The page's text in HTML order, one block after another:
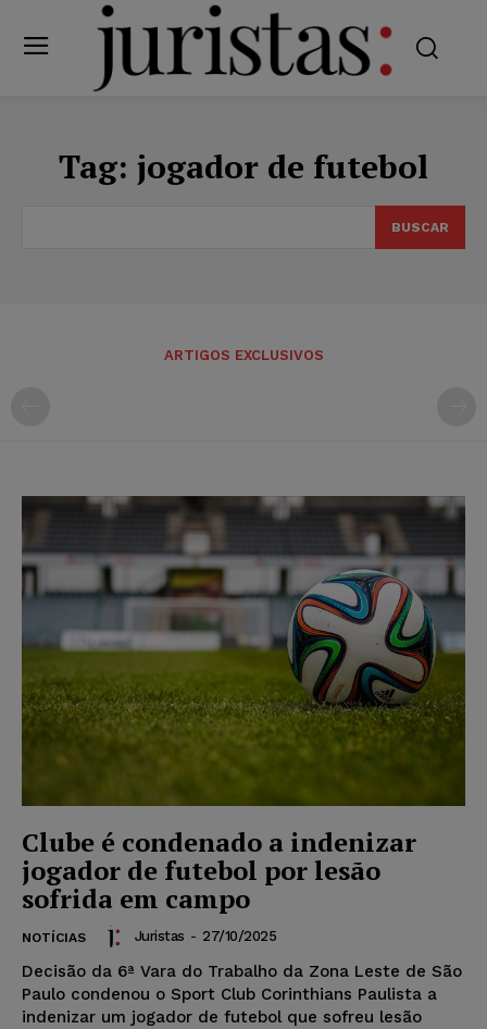
Tag: jogador de futebol
BUSCAR
ARTIGOS EXCLUSIVOS
Clube é condenado a indenizar
jogador de futebol por lesão
sofrida em campo
NOTÍCIAS Juristas - 27/10/2025
Decisão da 6ª Vara do Trabalho da Zona Leste de São
Paulo condenou o Sport Club Corinthians Paulista a
indenizar um jogador de futebol que sofreu lesão